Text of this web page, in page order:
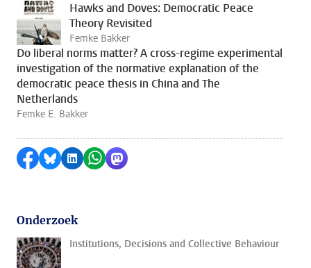
Hawks and Doves: Democratic Peace
Theory Revisited
Femke Bakker
Do liberal norms matter? A cross-regime experimental
investigation of the normative explanation of the
democratic peace thesis in China and The
Netherlands
Femke E. Bakker
Delen op Facebook
Delen via Bluesky
Delen op LinkedIn
Delen via WhatsApp
Delen via Mastodon
Onderzoek
Institutions, Decisions and Collective Behaviour